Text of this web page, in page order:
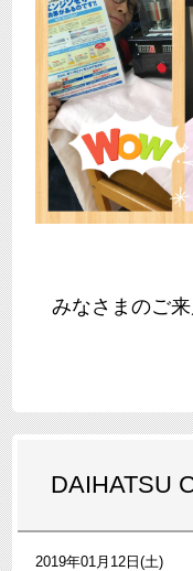
みなさまのご
DAIHATSU
2019年01月12日(土)